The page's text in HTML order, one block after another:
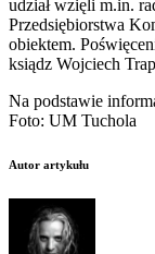
udział wzięli m.in.
Przedsiębiorstwa
obiektem.
ksiądz Wojciech
Na podstawie
Foto: UM Tuchola
Autor artykułu